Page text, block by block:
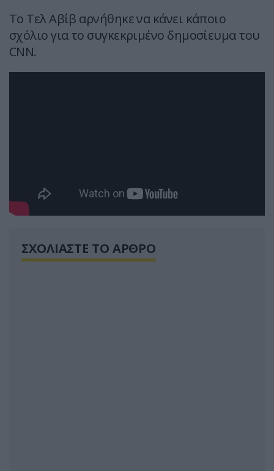
To Τελ Αβίβ αρνήθηκε να κάνει κάποιο
σχόλιο για το συγκεκριμένο δημοσίευμα του
CNN.
ΣΧΟΛΙΑΣΤΕ ΤΟ ΑΡΘΡΟ